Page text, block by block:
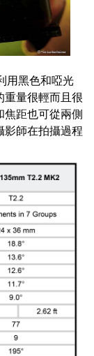
用黑色和啞光
重量很輕而且很
距也可從兩側
影師在拍攝過程